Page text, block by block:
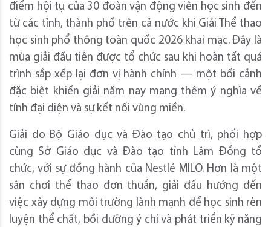
điểm hội tụ của 30 đoàn vận động viên học sinh đến
từ các tỉnh, thành phố trên cả nước khi Giải Thể thao
học sinh phổ thông toàn quốc 2026 khai mạc. Đây là
mùa giải đầu tiên được tổ chức sau khi hoàn tất quá
trình sắp xếp lại đơn vị hành chính — một bối cảnh
đặc biệt khiến giải năm nay mang thêm ý nghĩa về
tính đại diện và sự kết nối vùng miền.
Giải do Bộ Giáo dục và Đào tạo chủ trì, phối hợp
cùng Sở Giáo dục và Đào tạo tỉnh Lâm Đồng tổ
chức, với sự đồng hành của Nestlé MILO. Hơn là một
sân chơi thể thao đơn thuần, giải đấu hướng đến
việc xây dựng môi trường lành mạnh để học sinh rèn
luyện thể chất, bồi dưỡng ý chí và phát triển kỹ năng